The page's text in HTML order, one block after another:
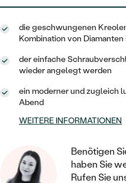
V-FORM
VINTAGE
VON HAND
VINTAGE
GESTALTE EINEN RING
DIAMANTEN ZUM
NACH TYP
OHRRINGE
RINGE
ANHÄNGER /
ARMBÄNDER
SCHMUCKSET
HERRENSCHMUCK
OHRSTECKER
MINIMALISTISCHE
OHRHÄNGER
HERZ
NACH STYL
SOLITÄR
ZUR GEBURT
PERSONALISIERT
MIT STERNZEICHEN
MINIMALISTISCH
GOLD
SILBER
PLATIN
NACH STYL
MEMOIRE
MINIMALISTISCHE
die geschwungenen
Kombination von
der einfache
wieder angelegt werden
ein moderner und zugleich
Abend
WEITERE INFORMATIONEN
Benötigen
haben Sie
Rufen Sie